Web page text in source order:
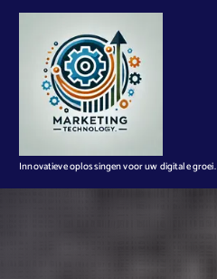
n
Innovatieve oplossingen voor uw digitale groei.